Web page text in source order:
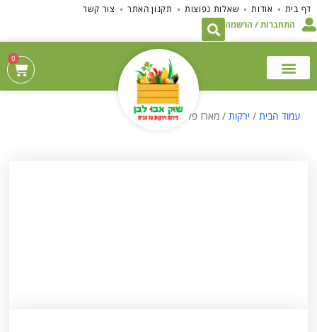
לתוכן
דף בית אודות שאלות נפוצות תקנון האתר
צור קשר
התחברות / הרשמה
0
עמוד הבית /ירקות / מארז פלפלים